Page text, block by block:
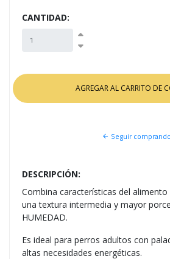
CANTIDAD:
Seguir comprando
DESCRIPCIÓN:
Combina características del
una textura intermedia y mayor
HUMEDAD.
Es ideal para perros adultos con
altas necesidades energéticas.